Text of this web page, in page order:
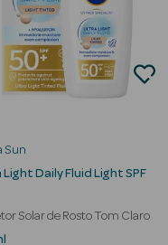
Sun
Daily Fluid Light SPF
Solar de Rosto Tom Claro